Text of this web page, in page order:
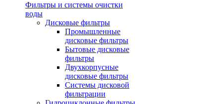
Фильтры и системы очистки
воды
Дисковые фильтры
Промышленные
дисковые фильтры
Бытовые дисковые
фильтры
Двухкорпусные
дисковые фильтры
Системы дисковой
фильтрации